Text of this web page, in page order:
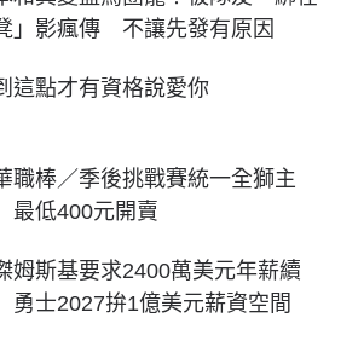
」影瘋傳 不讓先發有原因
這點才有資格說愛你
職棒／季後挑戰賽統一全獅主
低400元開賣
姆斯基要求2400萬美元年薪續
士2027拚1億美元薪資空間